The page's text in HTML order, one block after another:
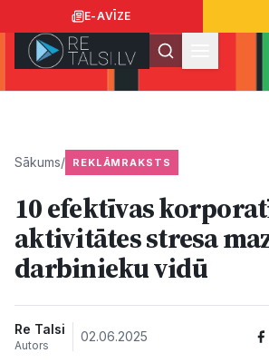
E-AVĪZE
Ziņas
Sabiedrība
Sākums/ REKLĀMRAKSTS
10 efektīvas
aktivitātes stresa
darbinieku vidū
Re Talsi
Autors
02.06.2025